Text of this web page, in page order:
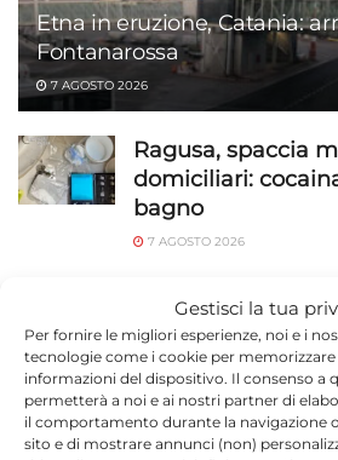
Gestisci la tua
Per fornire le migliori esperienze, noi e i
tecnologie come i cookie per memorizzare
informazioni del dispositivo. Il consenso a
permetterà a noi e ai nostri partner di
il comportamento durante la navigazione
sito e di mostrare annunci (non)
Etna in eruzione, Catania:
Fontanarossa
7 AGOSTO 2026
Ragusa, spaccia
domiciliari:
bagno
7 AGOSTO 2026
1.200 controlli sul
intensificati per
7 AGOSTO 2026
Il sindaco di Scicli